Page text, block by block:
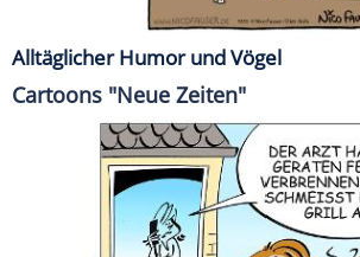
Alltäglicher Humor und Vögel
Cartoons "Neue Zeiten"